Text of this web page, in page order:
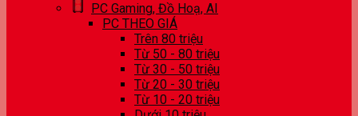
PC Gaming, Đồ Hoạ, AI
PC THEO GIÁ
Trên 80 triệu
Từ 50 - 80 triệu
Từ 30 - 50 triệu
Từ 20 - 30 triệu
Từ 10 - 20 triệu